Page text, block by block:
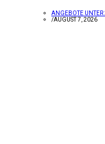
ANGEBOTE UNTER
/AUGUST 7, 2026